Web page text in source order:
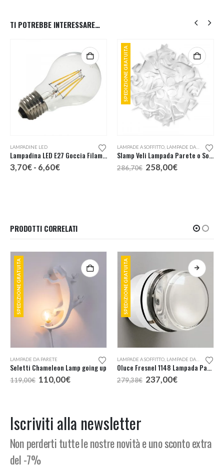
TI POTREBBE INTERESSARE…
LAMPADINE LED
Lampadina LED E27 Goccia Filamento
3,70€ - 6,60€Fascia
SPEDIZIONE GRATUITA
LAMPADE A SOFFITTO LAMPADE DA PARETE
Slamp Veli Lampada Parete o Soffitto
286,70€ Il
prezzo
258,00€Il
PRODOTTI CORRELATI
SPEDIZIONE GRATUITA
LAMPADE DA PARETE
Seletti Chameleon Lamp going up
119,00€ Il
prezzo
110,00€Il
SPEDIZIONE GRATUITA
Questo prodotto ha più varianti. Le opzioni possono essere scelte nella pagina del prodotto
LAMPADE A SOFFITTO LAMPADE DA ESTERNO
Oluce Fresnel 1148 Lampada Parete o Soffitto Outdoor
279,38€ Il
prezzo
237,00€Il
Iscriviti alla newsletter
Non perderti tutte le nostre novità e uno sconto extra
del -7%